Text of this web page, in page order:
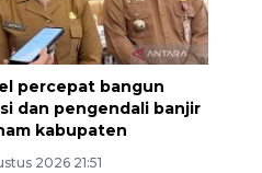
percepat bangun
dan pengendali banjir
kabupaten
2026 21:51